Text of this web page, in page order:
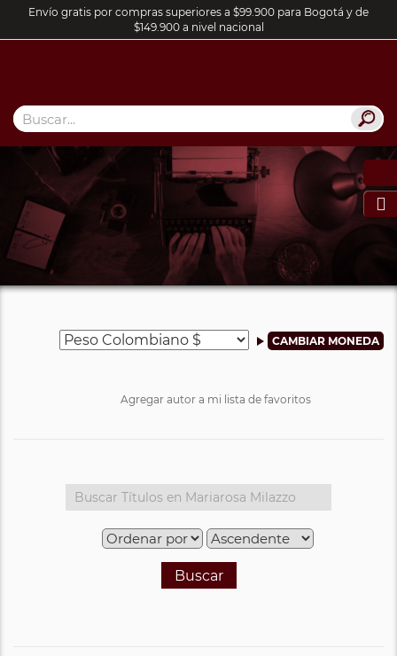
Envío gratis por compras superiores a $99.900 para Bogotá y de
$149.900 a nivel nacional

Agregar autor a mi lista de favoritos
Buscar